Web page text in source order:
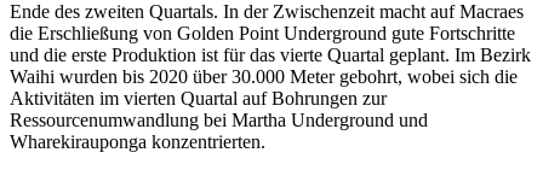
Ende des zweiten Quartals. In der Zwischenzeit macht auf Macraes
die Erschließung von Golden Point Underground gute Fortschritte
und die erste Produktion ist für das vierte Quartal geplant. Im Bezirk
Waihi wurden bis 2020 über 30.000 Meter gebohrt, wobei sich die
Aktivitäten im vierten Quartal auf Bohrungen zur
Ressourcenumwandlung bei Martha Underground und
Wharekirauponga konzentrierten.